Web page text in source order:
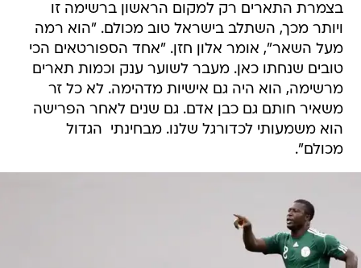
בצמרת התארים רק למקום הראשון ברשימה זו 
ויותר מכך, השתלב בישראל טוב מכולם. "הוא רמה
מעל השאר", אומר אלון חזן. "אחד הספורטאים הכי
טובים שנחתו כאן. מעבר לשוער ענק וכמות תארים
מרשימה, הוא היה גם אישיות מדהימה. לא כל זר
משאיר חותם גם כבן אדם. גם שנים לאחר הפרישה
הוא משמעותי לכדורגל שלנו. מבחינתי  הגדול
מכולם".